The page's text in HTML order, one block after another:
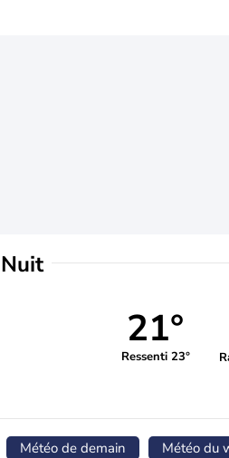
Nuit
21°
Ressenti 23°
Météo de demain Météo du